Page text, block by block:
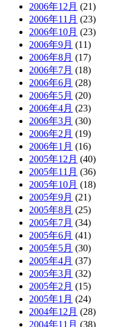
2006年12月 (21)
2006年11月 (23)
2006年10月 (23)
2006年9月 (11)
2006年8月 (17)
2006年7月 (18)
2006年6月 (28)
2006年5月 (20)
2006年4月 (23)
2006年3月 (30)
2006年2月 (19)
2006年1月 (16)
2005年12月 (40)
2005年11月 (36)
2005年10月 (18)
2005年9月 (21)
2005年8月 (25)
2005年7月 (34)
2005年6月 (41)
2005年5月 (30)
2005年4月 (37)
2005年3月 (32)
2005年2月 (15)
2005年1月 (24)
2004年12月 (28)
2004年11月 (38)